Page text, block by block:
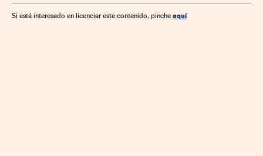
Si está interesado en licenciar este contenido, pinche aquí